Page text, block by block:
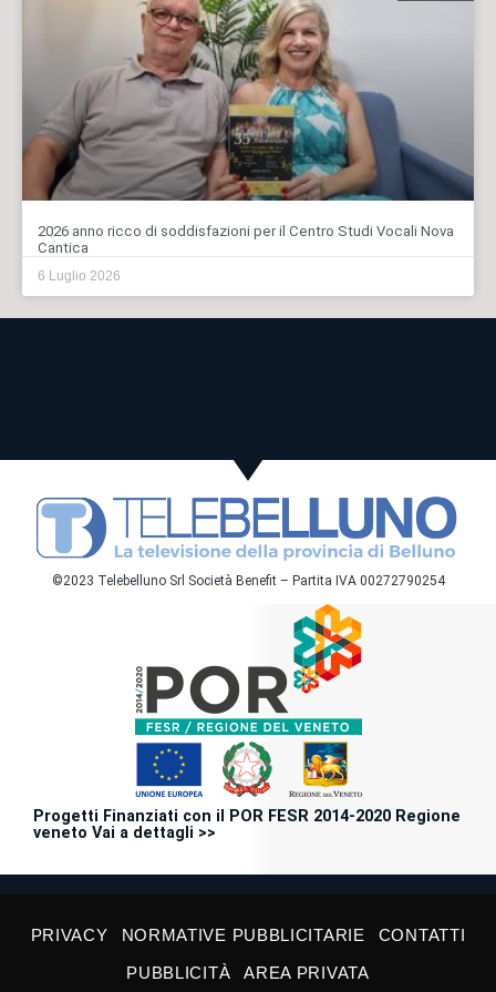
2026 anno ricco di soddisfazioni per il Centro Studi Vocali Nova
Cantica
6 Luglio 2026
©2023 Telebelluno Srl Società Benefit – Partita IVA 00272790254
Progetti Finanziati con il POR FESR 2014-2020 Regione
veneto Vai a dettagli >>
PRIVACY NORMATIVE PUBBLICITARIE
CONTATTI
PUBBLICITÀ
AREA PRIVATA